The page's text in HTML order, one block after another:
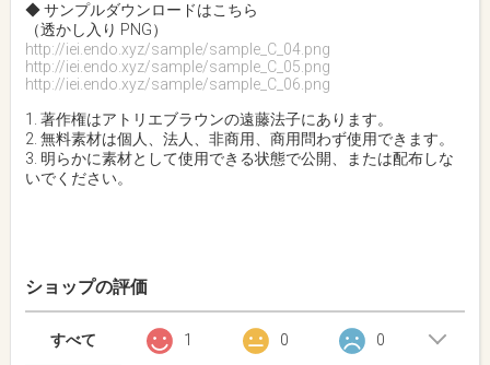
◆ サンプルダウンロードはこちら
（透かし入り PNG）
http://iei.endo.xyz/sample/sample_C_04.png
http://iei.endo.xyz/sample/sample_C_05.png
http://iei.endo.xyz/sample/sample_C_06.png
1. 著作権はアトリエブラウンの遠藤法子にあります。
2. 無料素材は個人、法人、非商用、商用問わず使用できます。
3. 明らかに素材として使用できる状態で公開、または配布しな
いでください。
ショップの評価
すべて 1 0 0